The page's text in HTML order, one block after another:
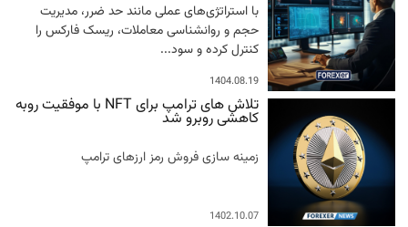
با استراتژی‌های عملی مانند حد ضرر، مدیریت
حجم و روانشناسی معاملات، ریسک فارکس را
کنترل کرده و سود...
1404.08.19
تلاش های ترامپ برای NFT با موفقیت روبه
کاهشی روبرو شد
زمینه سازی فروش رمز ارزهای ترامپ
1402.10.07